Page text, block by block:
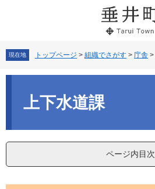
文
へ
現在地 トップページ > 組織でさがす > 庁舎 >
上下水道課
ページ内目次